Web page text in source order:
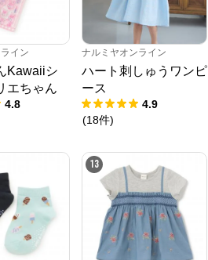
イン
Kawaiiシ
エちゃん
4.8
ナルミヤオンライン
ハート刺しゅうワンピ
ース
4.9
(18件)
13